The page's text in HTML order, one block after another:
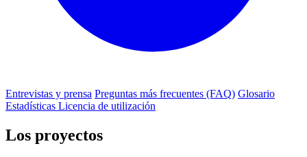
Entrevistas y prensa Preguntas más frecuentes (FAQ) Glosario
Estadísticas Licencia de utilización
Los proyectos